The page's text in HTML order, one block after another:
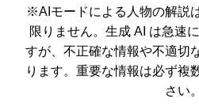
※AIモードによる人物の解説
限りません。生成 AI は急速
すが、不正確な情報や不適切
ります。重要な情報は必ず複
さい。